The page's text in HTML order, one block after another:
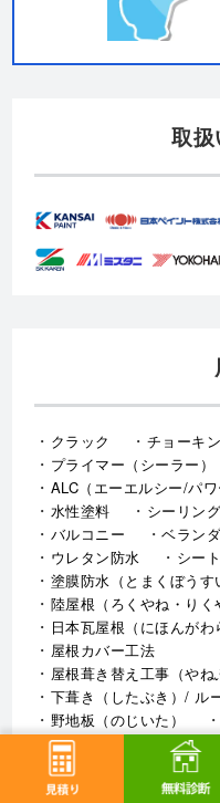
取
クラック チョーキ
プライマー（シーラー）
ALC（エーエルシー/パワ
水性塗料
シーリン
バルコニー
ベランダ
ウレタン防水
シー
塗膜防水（とまくぼうす
陸屋根（ろくやね・りく
日本瓦屋根（にほんがわ
屋根カバー工法
屋根葺き替え工事（やね
下葺き（したぶき）/ ル
野地板（のじいた）
庇（ひさし）/ 霧よけ（
雨戸（あまど）
幕
這樋（はいどい）